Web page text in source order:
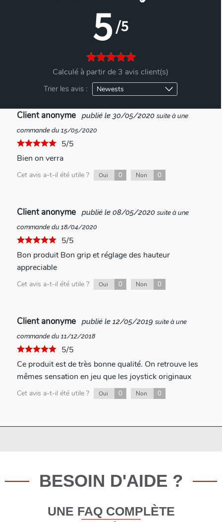
5 /5
Calculé à partir de 3 avis client(s)
Trier les avis :
Client anonyme publié le 30/05/2020 suite à une
commande du 15/05/2020
5/5
Bien on verra
Cet avis a-t-il été utile ? Oui 0 Non 0
Client anonyme publié le 08/05/2020 suite à une
commande du 18/04/2020
5/5
Bon produit Bon grip et réglage des hauteur
appreciable
Cet avis a-t-il été utile ? Oui 0 Non 0
Client anonyme publié le 12/05/2019 suite à une
commande du 11/12/2018
5/5
Ce produit est de très bonne qualité. On retrouve les
mêmes sensation en jeu que les joystick originaux
Cet avis a-t-il été utile ? Oui 0 Non 0
BESOIN D'AIDE ?
UNE FAQ COMPLÈTE